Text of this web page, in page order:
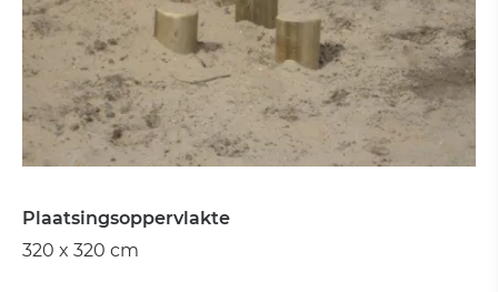
Plaatsingsoppervlakte
320 x 320 cm